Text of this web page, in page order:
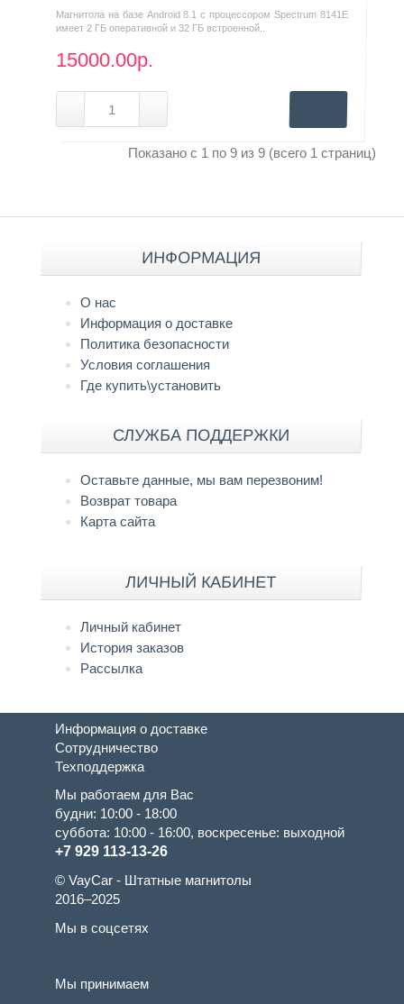
Магнитола на базе Android 8.1 с процессором Spectrum 8141E
имеет 2 ГБ оперативной и 32 ГБ встроенной..
15000.00р.
Показано с 1 по 9 из 9 (всего 1 страниц)
ИНФОРМАЦИЯ
О нас
Информация о доставке
Политика безопасности
Условия соглашения
Где купить\установить
СЛУЖБА ПОДДЕРЖКИ
Оставьте данные, мы вам перезвоним!
Возврат товара
Карта сайта
ЛИЧНЫЙ КАБИНЕТ
Личный кабинет
История заказов
Рассылка
Информация о доставке
Сотрудничество
Техподдержка
Мы работаем для Вас
будни: 10:00 - 18:00
суббота: 10:00 - 16:00, воскресенье: выходной
+7 929 113-13-26
© VayCar - Штатные магнитолы
2016–2025
Мы в соцсетях
Мы принимаем